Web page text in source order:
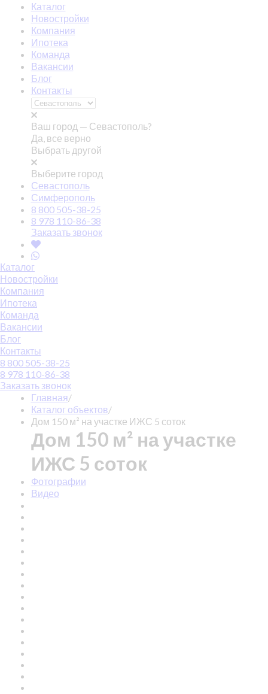
Каталог
Новостройки
Компания
Ипотека
Команда
Вакансии
Блог
Контакты
Ваш город — Севастополь?
Да, все верно
Выбрать другой
Выберите город
Севастополь
Симферополь
8 800 505-38-25
8 978 110-86-38
Заказать звонок
Каталог
Новостройки
Компания
Ипотека
Команда
Вакансии
Блог
Контакты
8 800 505-38-25
8 978 110-86-38
Заказать звонок
Главная/
Каталог объектов/
Дом 150 м² на участке ИЖС 5 соток
Дом 150 м² на участке
ИЖС 5 соток
Фотографии
Видео